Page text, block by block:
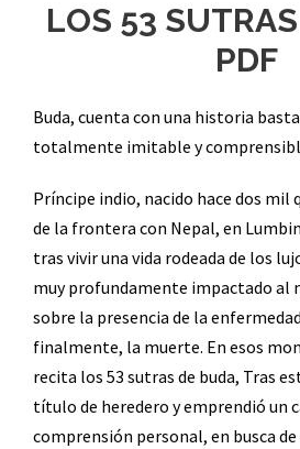
LOS 53
PDF
Buda, cuenta con una historia
totalmente imitable y
Príncipe indio, nacido hace dos mil
de la frontera con Nepal, en
tras vivir una vida rodeada de los
muy profundamente impactado al
sobre la presencia de la
finalmente, la muerte. En esos
recita los 53 sutras de buda, Tras
título de heredero y emprendió un
comprensión personal, en busca